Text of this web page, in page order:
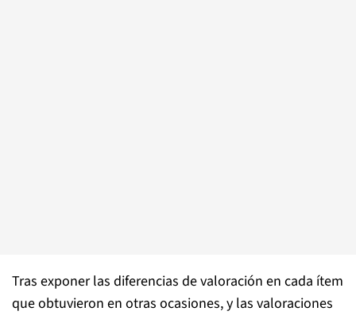
Tras exponer las diferencias de valoración en cada ítem
que obtuvieron en otras ocasiones, y las valoraciones